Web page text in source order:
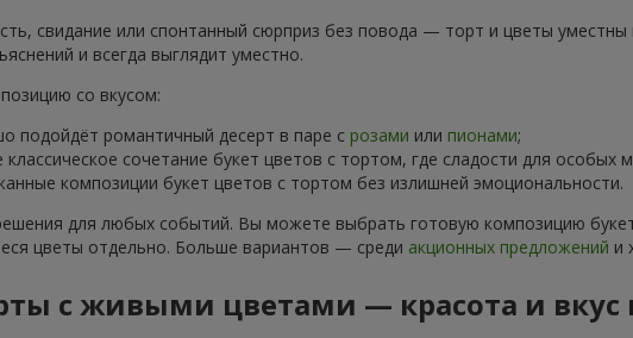
свидание или спонтанный сюрприз без повода — торт и цветы
и всегда выглядит уместно.
со вкусом:
подойдёт романтичный десерт в паре с розами или пионами;
сочетание букет цветов с тортом, где сладости для
композиции букет цветов с тортом без излишней эмоциональности.
для любых событий. Вы можете выбрать готовую композицию
цветы отдельно. Больше вариантов — среди акционных предложений и
с живыми цветами — красота и вкус